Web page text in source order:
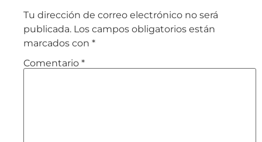
Tu dirección de correo electrónico no será
publicada. Los campos obligatorios están
marcados con *
Comentario *